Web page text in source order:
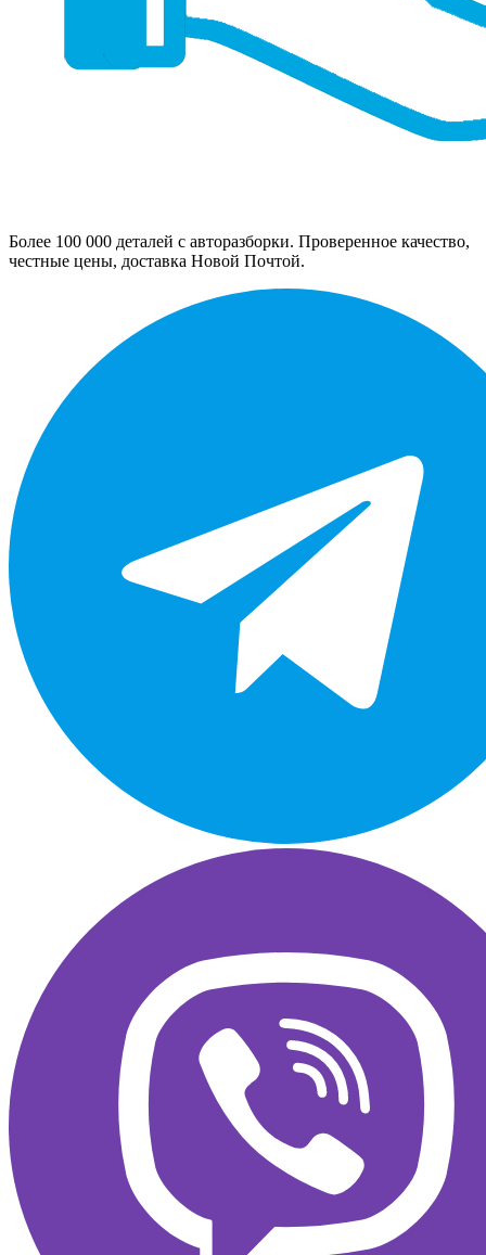
Более 100 000 деталей с авторазборки. Проверенное качество,
честные цены, доставка Новой Почтой.